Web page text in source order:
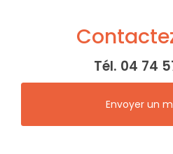
Tél. 04 74
Envoyer un